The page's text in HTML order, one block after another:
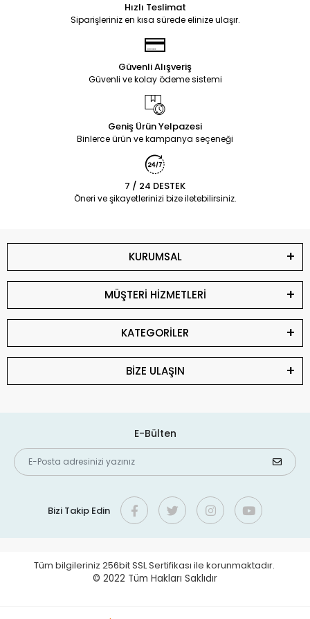
Hızlı Teslimat
Siparişleriniz en kısa sürede elinize ulaşır.
Güvenli Alışveriş
Güvenli ve kolay ödeme sistemi
Geniş Ürün Yelpazesi
Binlerce ürün ve kampanya seçeneği
7 / 24 DESTEK
Öneri ve şikayetlerinizi bize iletebilirsiniz.
KURUMSAL
MÜŞTERİ HİZMETLERİ
KATEGORİLER
BİZE ULAŞIN
E-Bülten
Bizi Takip Edin
Tüm bilgileriniz 256bit SSL Sertifikası ile korunmaktadır.
© 2022 Tüm Hakları Saklıdır